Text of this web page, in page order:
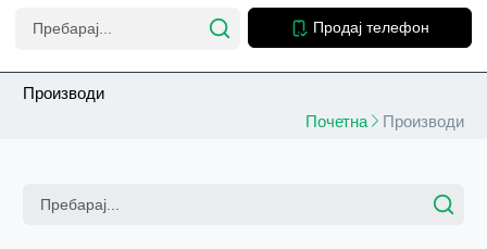
Продај телефон
Производи
Почетна
Производи